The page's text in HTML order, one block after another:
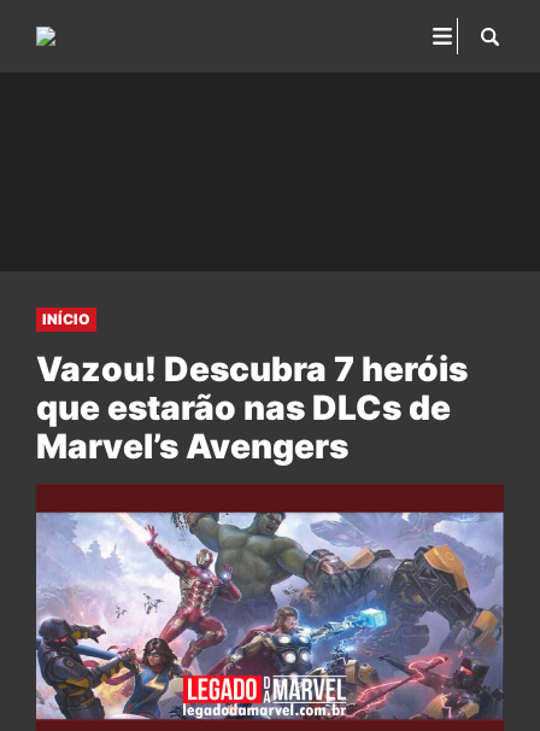
INÍCIO
Vazou! Descubra 7 heróis
que estarão nas DLCs de
Marvel’s Avengers